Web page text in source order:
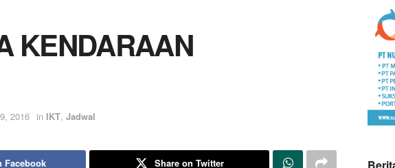
KENDARAAN
2016 in IKT, Jadwal
Facebook Share on Twitter